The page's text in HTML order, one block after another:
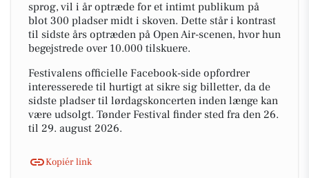
sprog, vil i år optræde for et intimt publikum på
blot 300 pladser midt i skoven. Dette står i kontrast
til sidste års optræden på Open Air-scenen, hvor hun
begejstrede over 10.000 tilskuere.
Festivalens officielle Facebook-side opfordrer
interesserede til hurtigt at sikre sig billetter, da de
sidste pladser til lørdagskoncerten inden længe kan
være udsolgt. Tønder Festival finder sted fra den 26.
til 29. august 2026.
Kopiér link